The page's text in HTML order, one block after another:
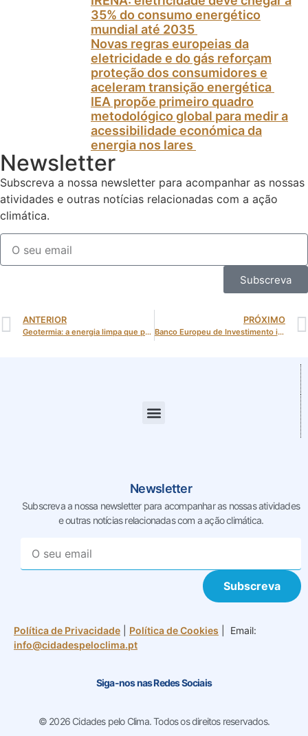
35% do consumo energético
mundial até 2035
Novas regras europeias da
eletricidade e do gás reforçam
proteção dos consumidores e
aceleram transição energética
IEA propõe primeiro quadro
metodológico global para medir a
acessibilidade económica da
energia nos lares
Newsletter
Subscreva a nossa newsletter para acompanhar as nossas
atividades e outras notícias relacionadas com a ação
climática.
Subscreva
ANTERIOR
Geotermia: a energia limpa que pode transformar o sistema elétrico europeu
PRÓXIMO
Banco Europeu de Investimento injeta 57% do seu financiamento em projetos verdes e impulsiona economia sustentável na UE
Newsletter
Subscreva a nossa newsletter para acompanhar as nossasatividades
e outras notícias relacionadas com a ação climática.
Subscreva
Política de Privacidade Política de Cookies | Email:
info@cidadespeloclima.pt
Siga-nos nas Redes Sociais
© 2026 Cidades pelo Clima. Todos os direitos reservados.